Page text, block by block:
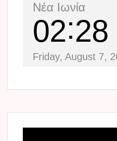
Νέα Ιωνία
02 28
Friday, August 7,